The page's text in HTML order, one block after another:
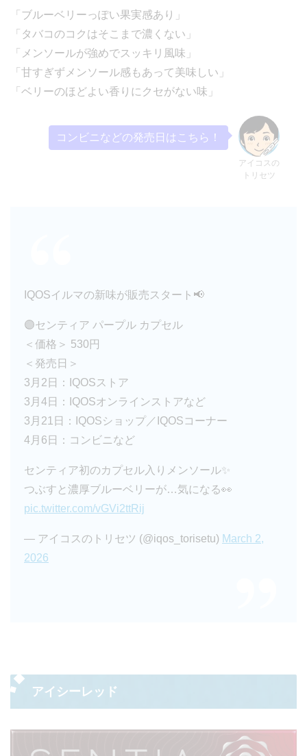
「ブルーベリーっぽい果実感あり」
「タバコのコクはそこまで濃くない」
「メンソールが強めでスッキリ風味」
「甘すぎずメンソール感もあって美味しい」
「ベリーのほどよい香りにクセがない味」
アイコスの
トリセツ
コンビニなどの発売日はこちら！
IQOSイルマの新味が販売スタート📢
🟣センティア パープル カプセル
＜価格＞ 530円
＜発売日＞
3月2日：IQOSストア
3月4日：IQOSオンラインストアなど
3月21日：IQOSショップ／IQOSコーナー
4月6日：コンビニなど
センティア初のカプセル入りメンソール✨
つぶすと濃厚ブルーベリーが…気になる👀
pic.twitter.com/vGVi2ttRij
— アイコスのトリセツ (@iqos_torisetu) March 2,
2026
アイシーレッド